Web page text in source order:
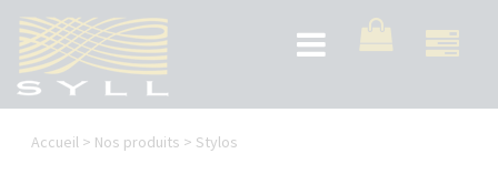
contenu
principal
Toggle
navigation
Vous
Accueil > Nos produits > Stylos